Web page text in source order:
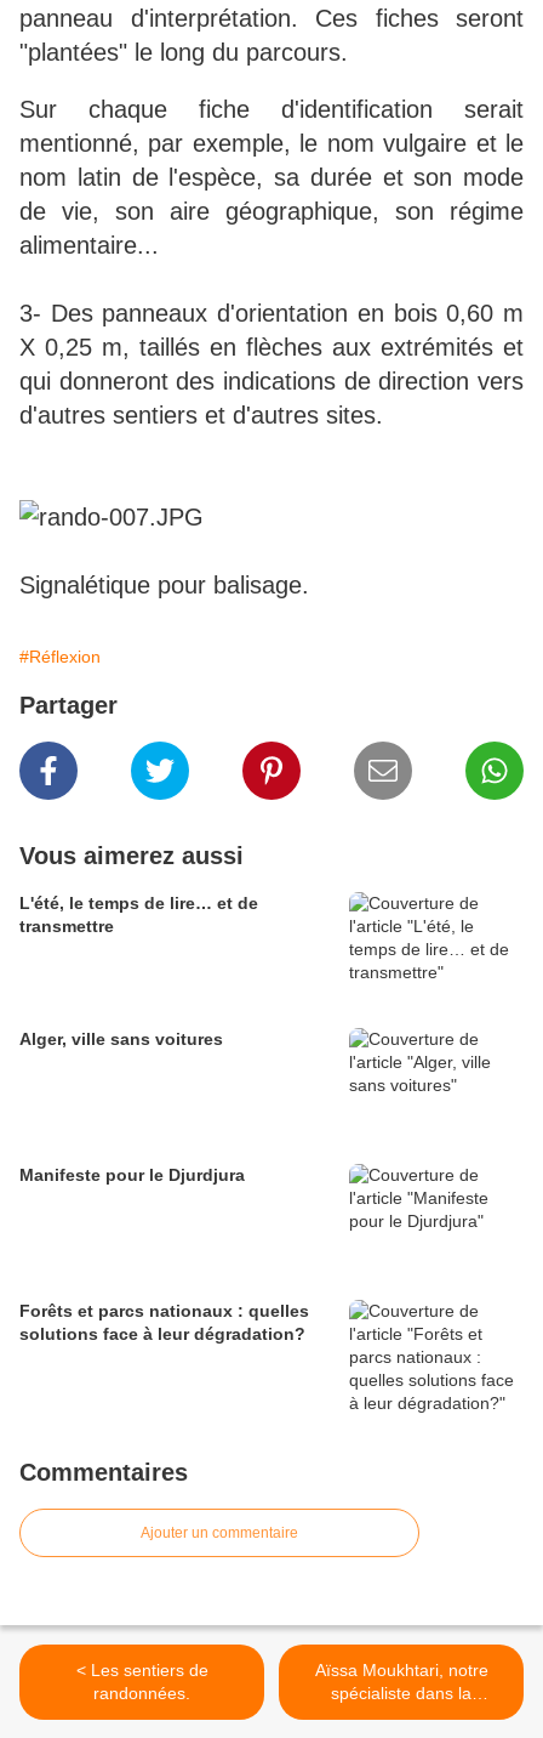
panneau d'interprétation. Ces fiches seront
"plantées" le long du parcours.
Sur chaque fiche d'identification serait
mentionné, par exemple, le nom vulgaire et le
nom latin de l'espèce, sa durée et son mode
de vie, son aire géographique, son régime
alimentaire...
3- Des panneaux d'orientation en bois 0,60 m
X 0,25 m, taillés en flèches aux extrémités et
qui donneront des indications de direction vers
d'autres sentiers et d'autres sites.
Signalétique pour balisage.
#Réflexion
Partager
Vous aimerez aussi
L'été, le temps de lire… et de
transmettre
Alger, ville sans voitures
Manifeste pour le Djurdjura
Forêts et parcs nationaux : quelles
solutions face à leur dégradation?
Commentaires
Ajouter un commentaire
< Les sentiers de
randonnées.
Aïssa Moukhtari, notre
spécialiste dans la
transplantation des arbres.